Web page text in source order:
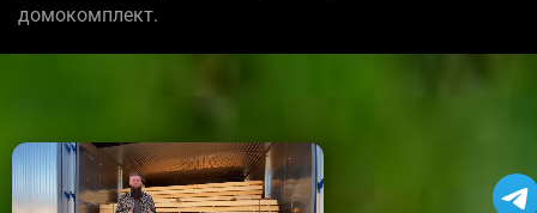
домокомплект.